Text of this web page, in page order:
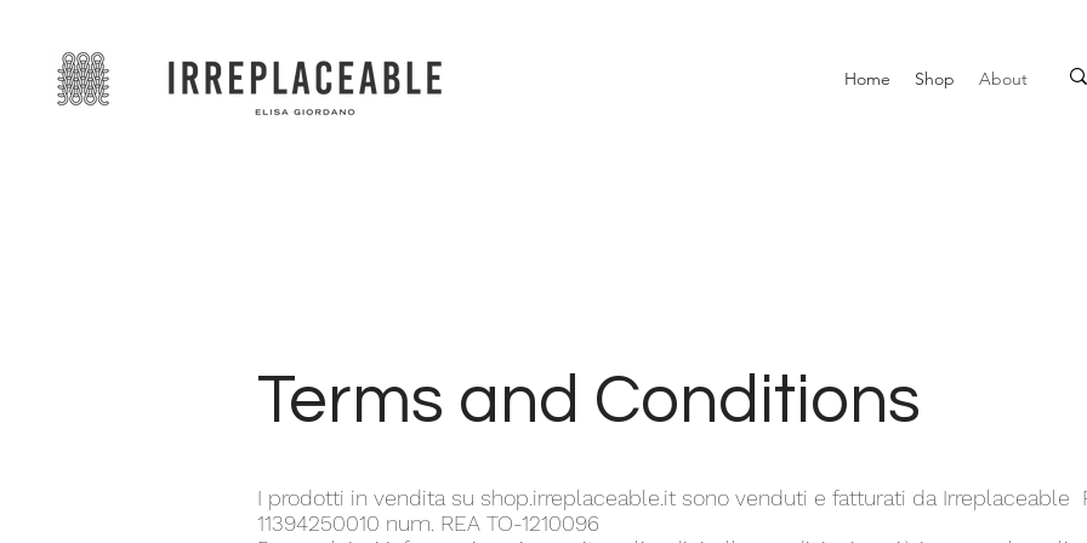
Home Shop About
Terms and Conditions
I prodotti in vendita su shop.irreplaceable.it sono venduti e fatturati da Irreplaceable
11394250010 num. REA TO-1210096